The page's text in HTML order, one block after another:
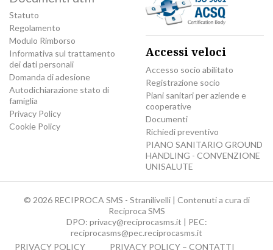
Statuto
Regolamento
Modulo Rimborso
Informativa sul trattamento
dei dati personali
Domanda di adesione
Autodichiarazione stato di
famiglia
Privacy Policy
Cookie Policy
Accessi veloci
Accesso socio abilitato
Registrazione socio
Piani sanitari per aziende e
cooperative
Documenti
Richiedi preventivo
PIANO SANITARIO GROUND
HANDLING - CONVENZIONE
UNISALUTE
© 2026 RECIPROCA SMS - Stranilivelli | Contenuti a cura di
Reciproca SMS
DPO: privacy@reciprocasms.it | PEC:
reciprocasms@pec.reciprocasms.it
PRIVACY POLICY
PRIVACY POLICY – CONTATTI